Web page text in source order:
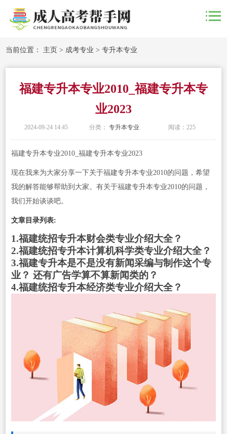
当前位置： 主页 > 成考专业 >专升本专业
福建专升本专业2010_福建专升本专
业2023
2024-09-24 14:45 分类：专升本专业 阅读：225
福建专升本专业2010_福建专升本专业2023
现在我来为大家分享一下关于福建专升本专业2010的问题，希望
我的解答能够帮助到大家。有关于福建专升本专业2010的问题，
我们开始谈谈吧。
文章目录列表:
1.福建统招专升本财会类专业介绍大全？
2.福建统招专升本计算机科学类专业介绍大全？
3.福建专升本是不是没有新闻采编与制作这个专
业？ 还有广告学算不算新闻类的？
4.福建统招专升本经济类专业介绍大全？